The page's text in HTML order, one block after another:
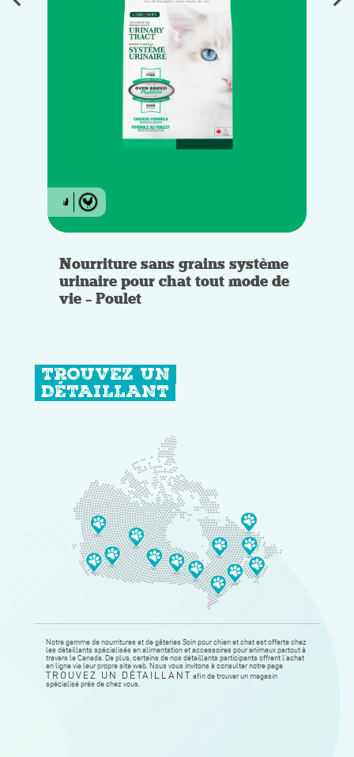
Nourriture sans grains système
urinaire pour chat tout mode de
vie – Poulet
TROUVEZ UN
DÉTAILLANT
Notre gamme de nourritures et de gâteries Soin pour chien et chat est offerte chez
les détaillants spécialisés en alimentation et accessoires pour animaux partout à
travers le Canada. De plus, certains de nos détaillants participants offrent l’achat
en ligne via leur propre site web. Nous vous invitons à consulter notre page
TROUVEZ UN DÉTAILLANT afin de trouver un magasin
spécialisé près de chez vous.